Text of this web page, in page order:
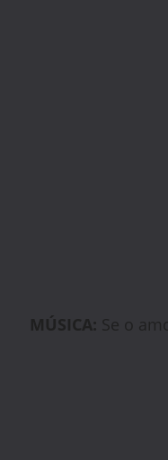
MÚSICA: Se o